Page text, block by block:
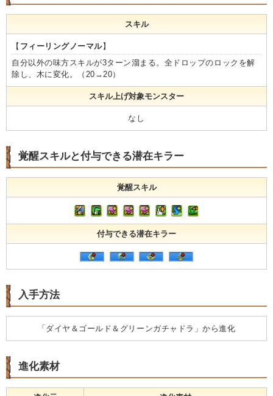
スキル
【 フィーリングノーマル】
自分以外の味方スキルが3ターン溜まる。全ドロップのロックを解
除し、木に変化。（20→20）
スキル上げ対象モンスター
なし
覚醒スキルと付与できる潜在キラー
覚醒スキル
付与できる潜在キラー
入手方法
「ダイヤ＆ゴールド＆グリーンガチャドラ」から進化
進化素材